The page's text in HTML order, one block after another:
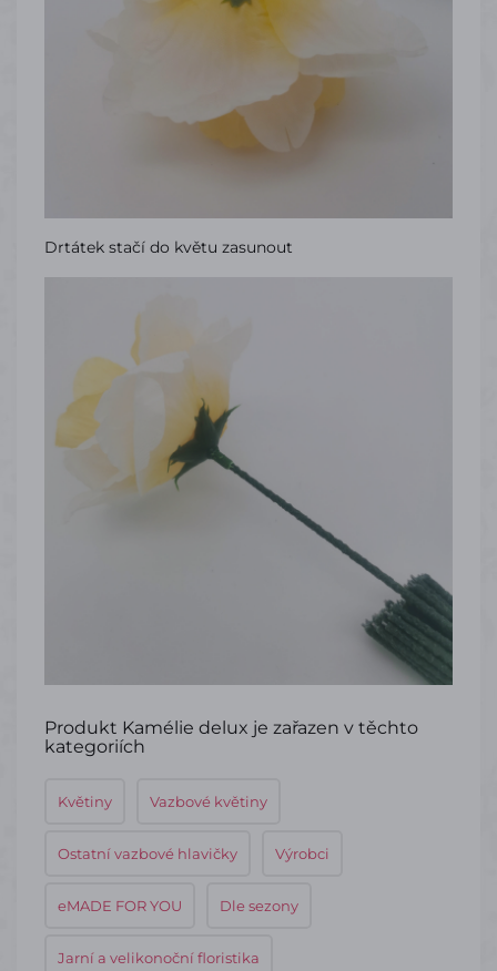
Drtátek stačí do květu zasunout
Produkt Kamélie delux je zařazen v těchto
kategoriích
Květiny Vazbové květiny
Ostatní vazbové hlavičky Výrobci
eMADE FOR YOU Dle sezony
Jarní a velikonoční floristika